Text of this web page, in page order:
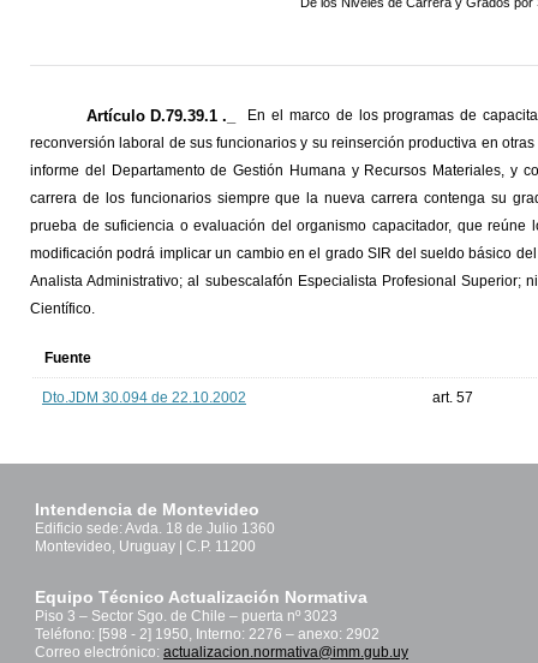
Artículo D.79.39.1 ._
En el marco de los programas de
reconversión laboral de sus funcionarios y su reinserción productiva en
informe del Departamento de Gestión Humana y Recursos Materiales, y
carrera de los funcionarios siempre que la nueva carrera contenga su
prueba de suficiencia o evaluación del organismo capacitador, que
modificación podrá implicar un cambio en el grado SIR del sueldo básico
Analista Administrativo; al subescalafón Especialista Profesional Superior;
Científico.
Fuente
Dto.JDM 30.094 de 22.10.2002 art. 57
Intendencia de Montevideo
Edificio sede: Avda. 18 de Julio 1360
Montevideo, Uruguay | C.P. 11200
Equipo Técnico Actualización Normativa
Piso 3 – Sector Sgo. de Chile – puerta nº 3023
Teléfono: [598 - 2] 1950, Interno: 2276 – anexo: 2902
Correo electrónico: actualizacion.normativa@imm.gub.uy